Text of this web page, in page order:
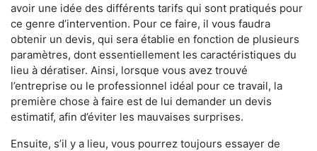
avoir une idée des différents tarifs qui sont pratiqués pour
ce genre d’intervention. Pour ce faire, il vous faudra
obtenir un devis, qui sera établie en fonction de plusieurs
paramètres, dont essentiellement les caractéristiques du
lieu à dératiser. Ainsi, lorsque vous avez trouvé
l’entreprise ou le professionnel idéal pour ce travail, la
première chose à faire est de lui demander un devis
estimatif, afin d’éviter les mauvaises surprises.
Ensuite, s’il y a lieu, vous pourrez toujours essayer de